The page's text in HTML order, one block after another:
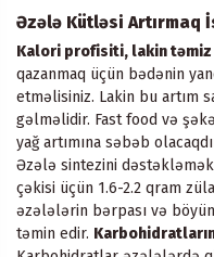
Əzələ Kütləsi Artırmaq
Kalori profisiti, lakin
qazanmaq üçün bədənin
etməlisiniz. Lakin bu artım
gəlməlidir. Fast food və
yağ artımına səbəb
Əzələ sintezini
çəkisi üçün 1.6-2.2 qram
əzələlərin bərpası və
təmin edir.